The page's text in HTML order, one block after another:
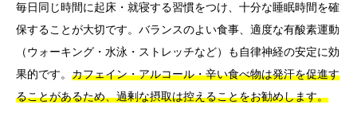
毎日同じ時間に起床・就寝する習慣をつけ、十分な睡眠時間を確
保することが大切です。バランスのよい食事、適度な有酸素運動
（ウォーキング・水泳・ストレッチなど）も自律神経の安定に効
果的です。 カフェイン・アルコール・辛い食べ物は発汗を促進す
ることがあるため、過剰な摂取は控えることをお勧めします。